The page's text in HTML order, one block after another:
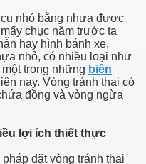
nhỏ bằng nhựa được
chục năm trước ta
hay hình bánh xe,
nhỏ, có nhiều loại như
trong những biện
nay. Vòng tránh thai có
đồng và vòng ngừa
lợi ích thiết thực
đặt vòng tránh thai